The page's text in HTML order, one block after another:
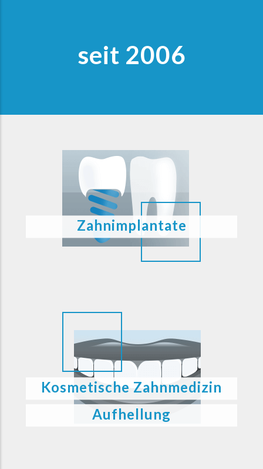
seit 2006
Zahnimplantate
Kosmetische Zahnmedizin
Aufhellung